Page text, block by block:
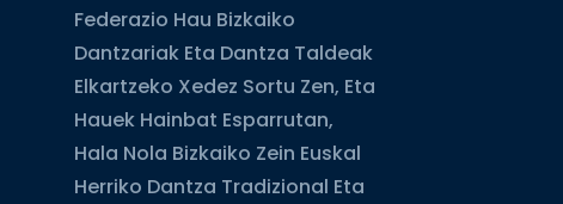
Federazio Hau Bizkaiko
Dantzariak Eta Dantza Taldeak
Elkartzeko Xedez Sortu Zen, Eta
Hauek Hainbat Esparrutan,
Hala Nola Bizkaiko Zein Euskal
Herriko Dantza Tradizional Eta